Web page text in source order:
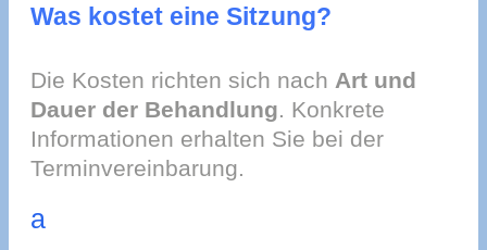
Was kostet eine Sitzung?
Die Kosten richten sich nach Art und
Dauer der Behandlung. Konkrete
Informationen erhalten Sie bei der
Terminvereinbarung.
a